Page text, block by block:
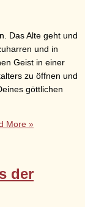
Das Alte geht und
und in
Geist in einer
zu öffnen und
göttlichen
More »
der